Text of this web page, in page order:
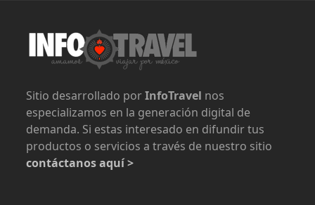
Sitio desarrollado porInfoTravel nos
especializamos en la generación digital de
demanda. Si estas interesado en difundir tus
productos o servicios a través de nuestro sitio
contáctanos aquí >